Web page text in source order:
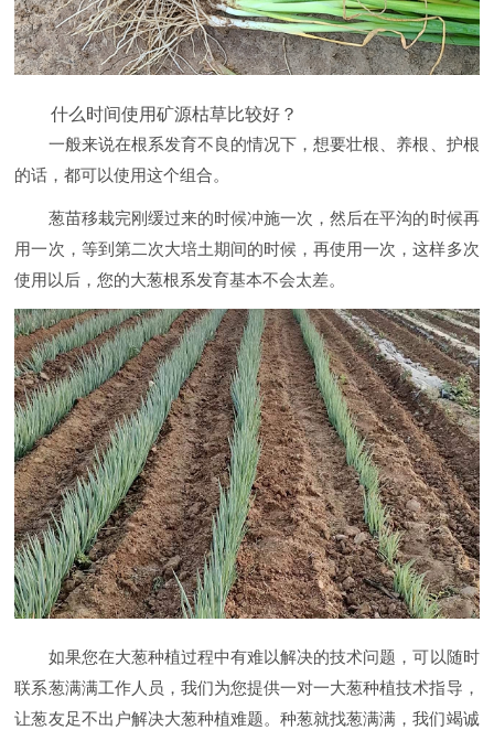
什么时间使用矿源枯草比较好？
一般来说在根系发育不良的情况下，想要壮根、养根、护根
的话，都可以使用这个组合。
葱苗移栽完刚缓过来的时候冲施一次，然后在平沟的时候再
用一次，等到第二次大培土期间的时候，再使用一次，这样多次
使用以后，您的大葱根系发育基本不会太差。
如果您在大葱种植过程中有难以解决的技术问题，可以随时
联系葱满满工作人员，我们为您提供一对一大葱种植技术指导，
让葱友足不出户解决大葱种植难题。种葱就找葱满满，我们竭诚